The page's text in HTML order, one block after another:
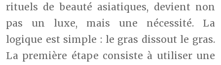
rituels de beauté asiatiques, devient non
pas un luxe, mais une nécessité. La
logique est simple : le gras dissout le gras.
La première étape consiste à utiliser une